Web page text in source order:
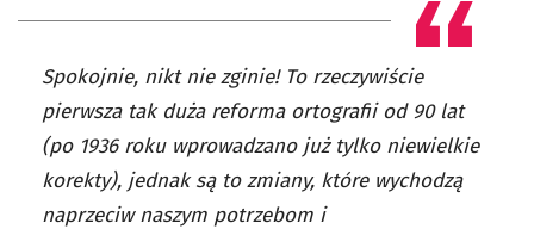
Spokojnie, nikt nie zginie! To rzeczywiście
pierwsza tak duża reforma ortografii od 90 lat
(po 1936 roku wprowadzano już tylko niewielkie
korekty), jednak są to zmiany, które wychodzą
naprzeciw naszym potrzebom i